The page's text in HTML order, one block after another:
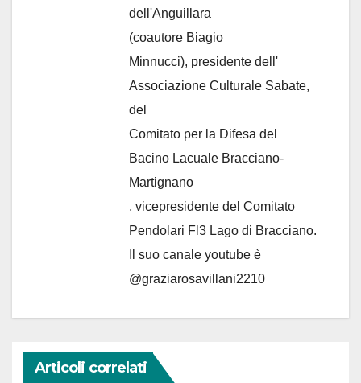
dell'Anguillara
(coautore Biagio
Minnucci), presidente dell'
Associazione Culturale Sabate,
del
Comitato per la Difesa del
Bacino Lacuale Bracciano-
Martignano
, vicepresidente del Comitato
Pendolari Fl3 Lago di Bracciano.
Il suo canale youtube è
@graziarosavillani2210
Articoli correlati